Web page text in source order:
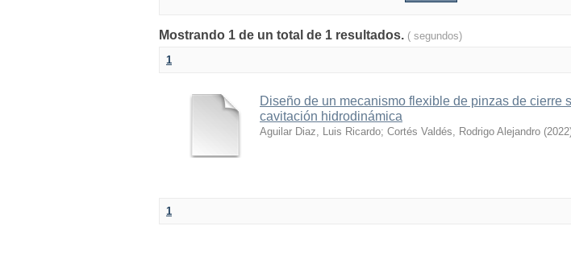
Mostrando 1 de un total de 1 resultados. ( segundos)
1
Diseño de un mecanismo flexible de pinzas de cierre
cavitación hidrodinámica
Aguilar Diaz, Luis Ricardo; Cortés Valdés, Rodrigo Alejandro (2022
1